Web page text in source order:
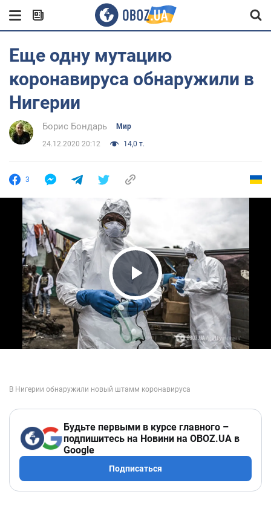
Еще одну мутацию
коронавируса обнаружили в
Нигерии
Борис Бондарь Мир
24.12.2020 20:12 14,0 т.
3
Play Video
Будьте первыми в курсе главного –
подпишитесь на Новини на OBOZ.UA в
Google
Подписаться